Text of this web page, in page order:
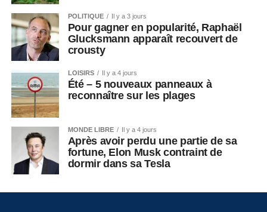
POLITIQUE Il y a 3 jours
Pour gagner en popularité, Raphaël
Glucksmann apparaît recouvert de
crousty
LOISIRS Il y a 4 jours
Été – 5 nouveaux panneaux à
reconnaître sur les plages
MONDE LIBRE Il y a 4 jours
Après avoir perdu une partie de sa
fortune, Elon Musk contraint de
dormir dans sa Tesla